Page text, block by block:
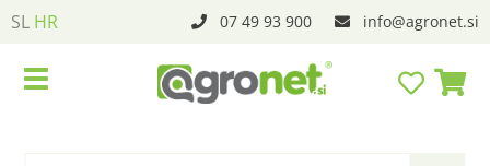
SL HR 07 49 93 900 info agronet.si